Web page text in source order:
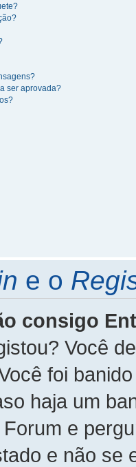
ser aprovada?
e o
consigo
Você
foi
haja um
e
e não se